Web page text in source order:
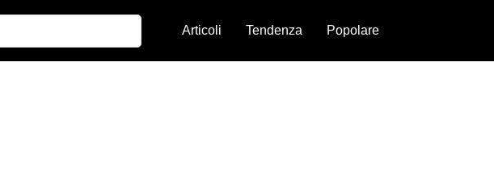
Articoli Tendenza Popolare